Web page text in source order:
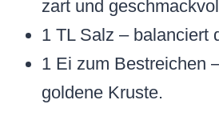
zart und
1 TL Salz – balanciert
1 Ei zum Bestreichen
goldene Kruste.